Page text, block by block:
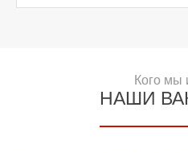
Кого мы
НАШИ